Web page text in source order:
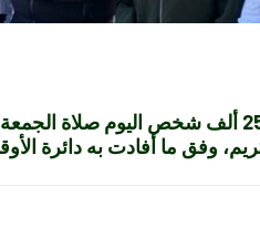
أدى ما يقرب من 250 ألف شخص اليوم
وفق ما أفادت به دائرة